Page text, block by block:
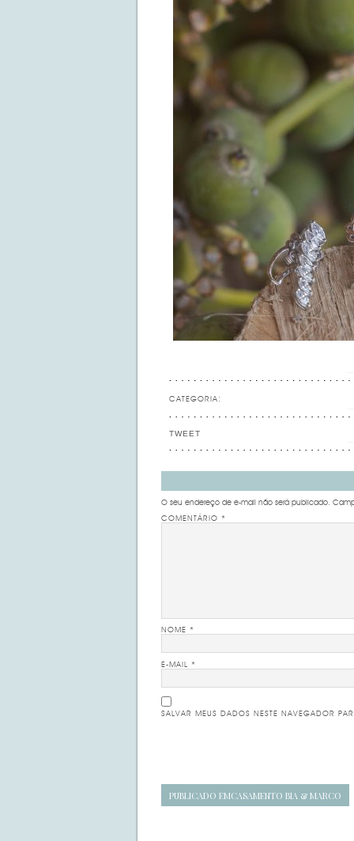
CATEGORIA:
TWEET
O seu endereço de e-mail não será publicado.
COMENTÁRIO *
NOME *
E-MAIL *
SALVAR MEUS DADOS NESTE NAVEGADOR
Navegação
PUBLICADO EMCASAMENTO BIA & MARCO